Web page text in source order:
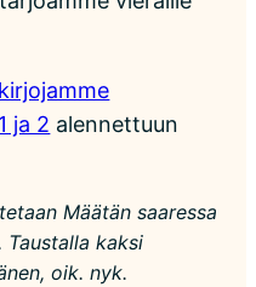
kirjojamme
ja 2 alennettuun
Määtän saaressa
kaksi
oik. nyk.